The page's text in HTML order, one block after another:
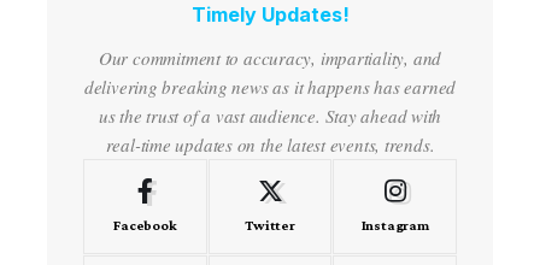
Timely Updates!
Our commitment to accuracy, impartiality, and
delivering breaking news as it happens has earned
us the trust of a vast audience. Stay ahead with
real-time updates on the latest events, trends.
Facebook Twitter Instagram